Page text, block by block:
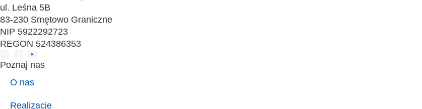
ul. Leśna 5B
83-230 Smętowo Graniczne
NIP 5922292723
REGON 524386353
Poznaj nas
O nas
Realizacje